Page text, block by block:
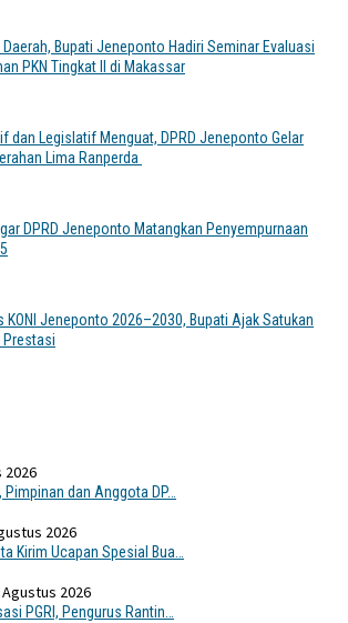
Daerah, Bupati Jeneponto Hadiri Seminar Evaluasi
PKN Tingkat II di Makassar
dan Legislatif Menguat, DPRD Jeneponto Gelar
Lima Ranperda
DPRD Jeneponto Matangkan Penyempurnaan
KONI Jeneponto 2026–2030, Bupati Ajak Satukan
Prestasi
2026
Pimpinan dan Anggota DP…
2026
Kirim Ucapan Spesial Bua…
Agustus 2026
PGRI, Pengurus Rantin…